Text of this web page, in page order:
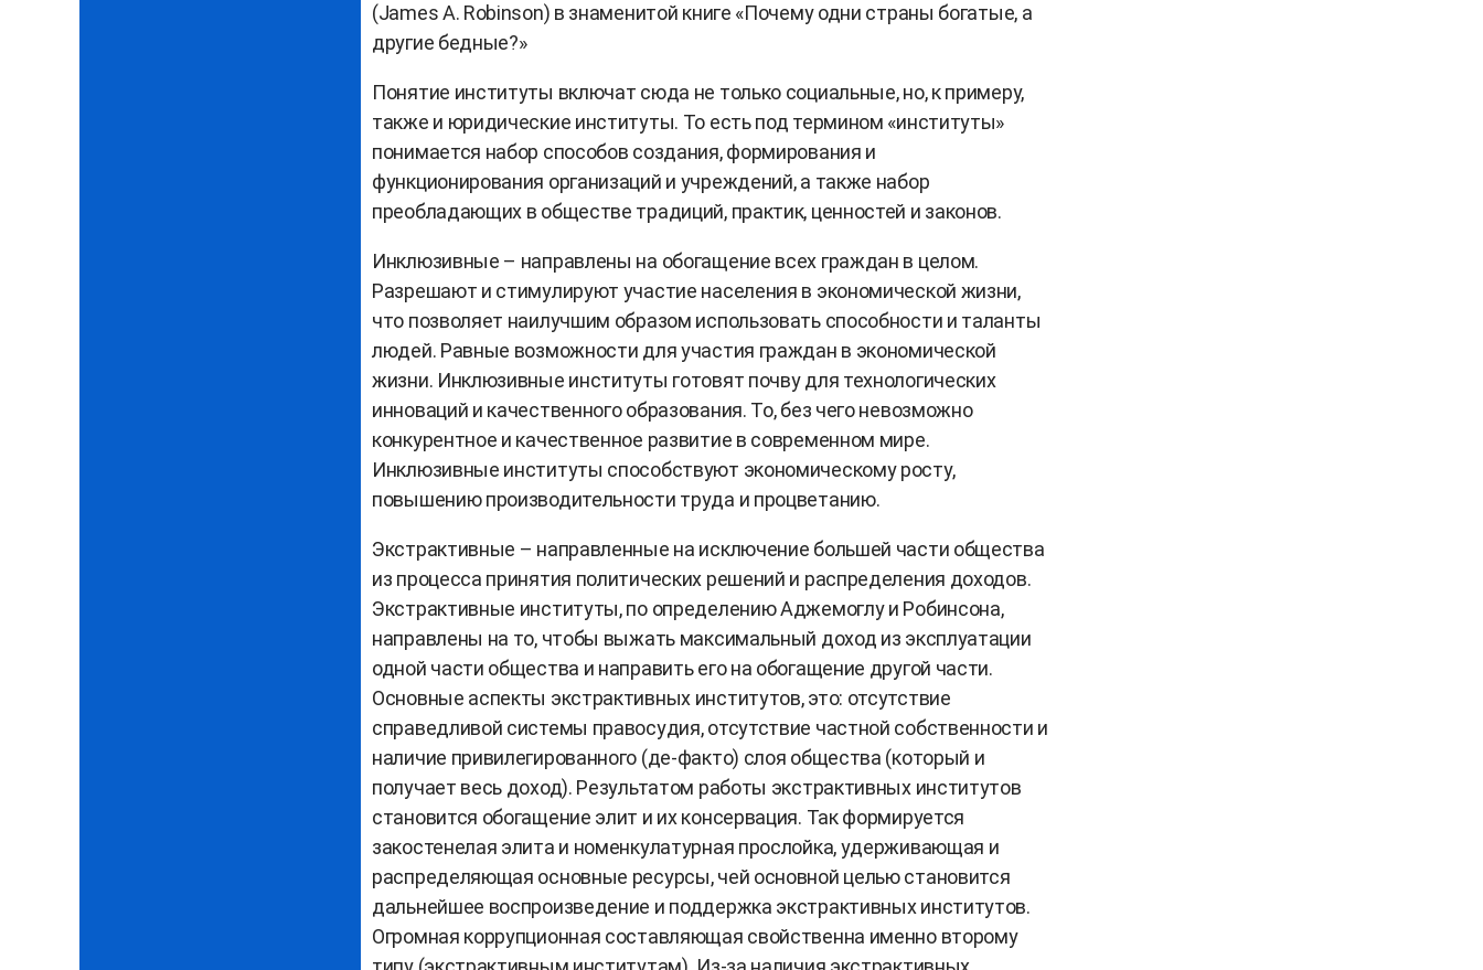
(James A. Robinson) в знаменитой книге «Почему одни страны богатые, а
другие бедные?»
Понятие институты включат сюда не только социальные, но, к примеру,
также и юридические институты. То есть под термином «институты»
понимается набор способов создания, формирования и
функционирования организаций и учреждений, а также набор
преобладающих в обществе традиций, практик, ценностей и законов.
Инклюзивные – направлены на обогащение всех граждан в целом.
Разрешают и стимулируют участие населения в экономической жизни,
что позволяет наилучшим образом использовать способности и таланты
людей. Равные возможности для участия граждан в экономической
жизни. Инклюзивные институты готовят почву для технологических
инноваций и качественного образования. То, без чего невозможно
конкурентное и качественное развитие в современном мире.
Инклюзивные институты способствуют экономическому росту,
повышению производительности труда и процветанию.
Экстрактивные – направленные на исключение большей части общества
из процесса принятия политических решений и распределения доходов.
Экстрактивные институты, по определению Аджемоглу и Робинсона,
направлены на то, чтобы выжать максимальный доход из эксплуатации
одной части общества и направить его на обогащение другой части.
Основные аспекты экстрактивных институтов, это: отсутствие
справедливой системы правосудия, отсутствие частной собственности и
наличие привилегированного (де-факто) слоя общества (который и
получает весь доход). Результатом работы экстрактивных институтов
становится обогащение элит и их консервация. Так формируется
закостенелая элита и номенкулатурная прослойка, удерживающая и
распределяющая основные ресурсы, чей основной целью становится
дальнейшее воспроизведение и поддержка экстрактивных институтов.
Огромная коррупционная составляющая свойственна именно второму